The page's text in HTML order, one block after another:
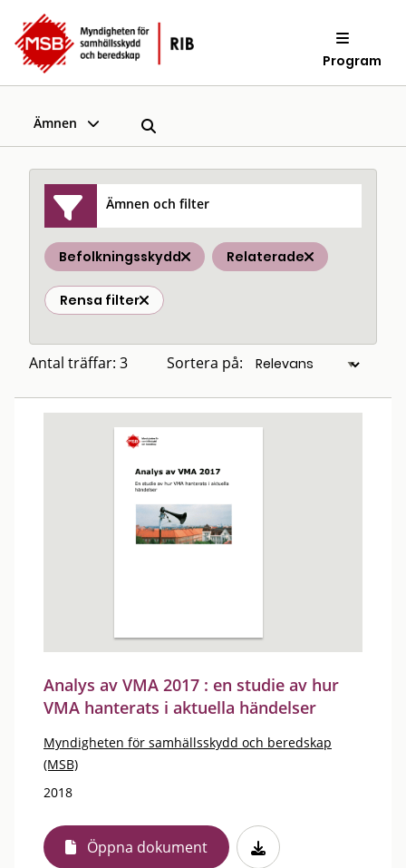
Program
Ämnen
Ämnen och filter
Befolkningsskydd Relaterade
Rensa filter
Antal träffar: 3 Sortera på:
Analys av VMA 2017 : en studie av hur
VMA hanterats i aktuella händelser
Myndigheten för samhällsskydd och beredskap
(MSB)
2018
Öppna dokument